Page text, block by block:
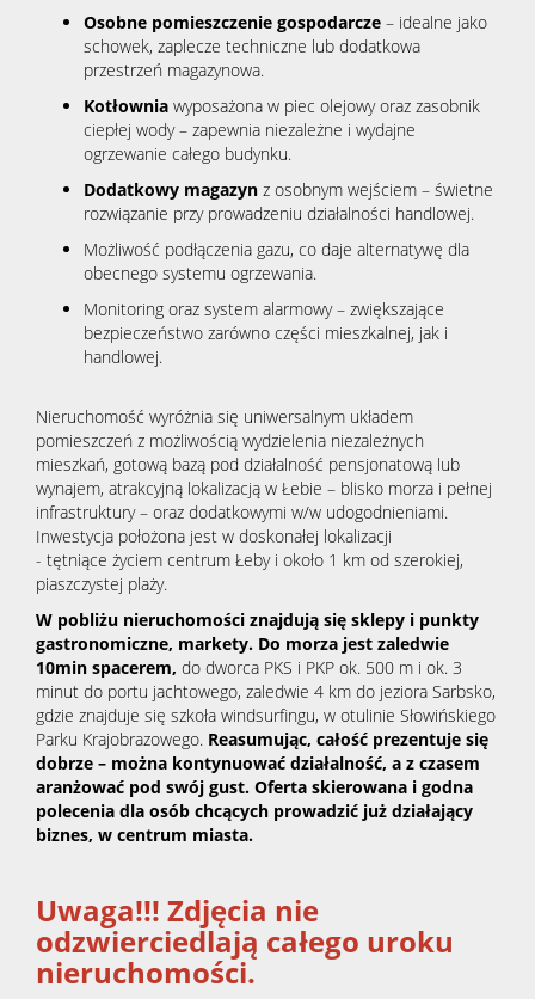
Osobne pomieszczenie gospodarcze – idealne jako
schowek, zaplecze techniczne lub dodatkowa
przestrzeń magazynowa.
Kotłownia wyposażona w piec olejowy oraz zasobnik
ciepłej wody – zapewnia niezależne i wydajne
ogrzewanie całego budynku.
Dodatkowy magazyn z osobnym wejściem – świetne
rozwiązanie przy prowadzeniu działalności handlowej.
Możliwość podłączenia gazu, co daje alternatywę dla
obecnego systemu ogrzewania.
Monitoring oraz system alarmowy – zwiększające
bezpieczeństwo zarówno części mieszkalnej, jak i
handlowej.
Nieruchomość wyróżnia się uniwersalnym układem
pomieszczeń z możliwością wydzielenia niezależnych
mieszkań, gotową bazą pod działalność pensjonatową lub
wynajem, atrakcyjną lokalizacją w Łebie – blisko morza i pełnej
infrastruktury – oraz dodatkowymi w/w udogodnieniami.
Inwestycja położona jest w doskonałej lokalizacji
- tętniące życiem centrum Łeby i około 1 km od szerokiej,
piaszczystej plaży.
W pobliżu nieruchomości znajdują się sklepy i punkty
gastronomiczne, markety. Do morza jest zaledwie
10min spacerem, do dworca PKS i PKP ok. 500 m i ok. 3
minut do portu jachtowego, zaledwie 4 km do jeziora Sarbsko,
gdzie znajduje się szkoła windsurfingu, w otulinie Słowińskiego
Parku Krajobrazowego. Reasumując, całość prezentuje się
dobrze – można kontynuować działalność, a z czasem
aranżować pod swój gust. Oferta skierowana i godna
polecenia dla osób chcących prowadzić już działający
biznes, w centrum miasta.
Uwaga!!! Zdjęcia nie
odzwierciedlają całego uroku
nieruchomości.